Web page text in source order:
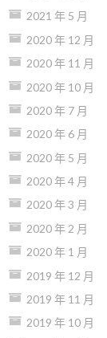
2021 年 5 月
2020 年 12 月
2020 年 11 月
2020 年 10 月
2020 年 7 月
2020 年 6 月
2020 年 5 月
2020 年 4 月
2020 年 3 月
2020 年 2 月
2020 年 1 月
2019 年 12 月
2019 年 11 月
2019 年 10 月